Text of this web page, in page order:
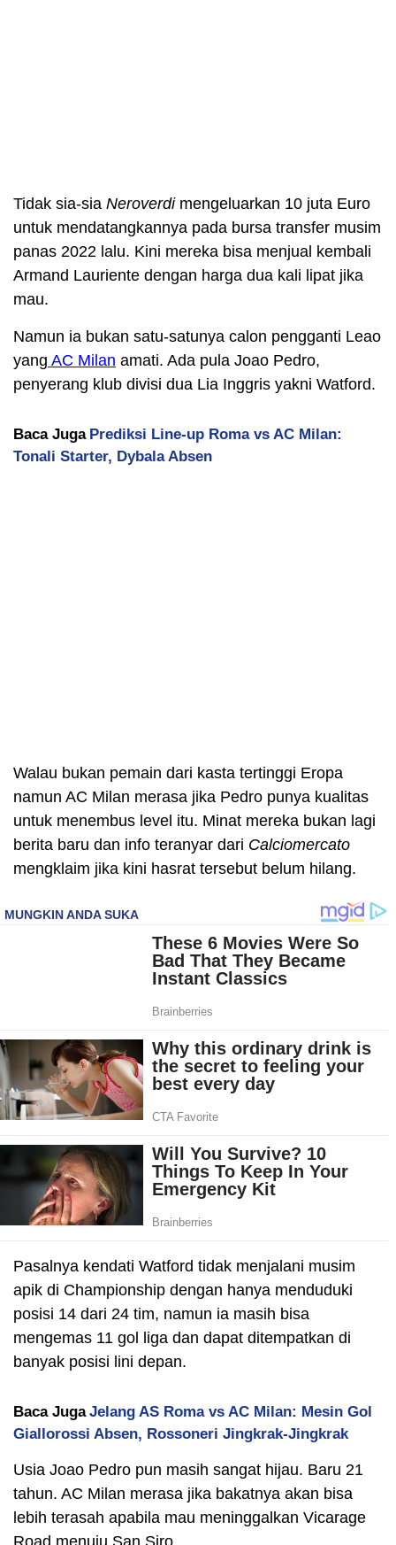
Tidak sia-sia Neroverdimengeluarkan 10 juta Euro
untuk mendatangkannya pada bursa transfer musim
panas 2022 lalu. Kini mereka bisa menjual kembali
Armand Lauriente dengan harga dua kali lipat jika
mau.
Namun ia bukan satu-satunya calon pengganti Leao
yang AC Milan amati. Ada pula Joao Pedro,
penyerang klub divisi dua Lia Inggris yakni Watford.
Baca Juga Prediksi Line-up Roma vs AC Milan:
Tonali Starter, Dybala Absen
Walau bukan pemain dari kasta tertinggi Eropa
namun AC Milan merasa jika Pedro punya kualitas
untuk menembus level itu. Minat mereka bukan lagi
berita baru dan info teranyar dari Calciomercato
mengklaim jika kini hasrat tersebut belum hilang.
Pasalnya kendati Watford tidak menjalani musim
apik di Championship dengan hanya menduduki
posisi 14 dari 24 tim, namun ia masih bisa
mengemas 11 gol liga dan dapat ditempatkan di
banyak posisi lini depan.
Baca Juga Jelang AS Roma vs AC Milan: Mesin Gol
Giallorossi Absen, Rossoneri Jingkrak-Jingkrak
Usia Joao Pedro pun masih sangat hijau. Baru 21
tahun. AC Milan merasa jika bakatnya akan bisa
lebih terasah apabila mau meninggalkan Vicarage
Road menuju San Siro.